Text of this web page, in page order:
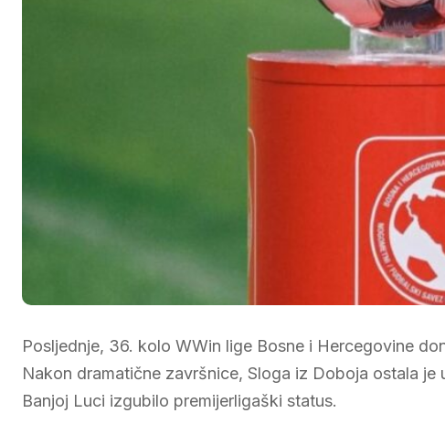
Posljednje, 36. kolo WWin lige Bosne i Hercegovine
Nakon dramatične završnice, Sloga iz Doboja ostala
Banjoj Luci izgubilo premijerligaški status.